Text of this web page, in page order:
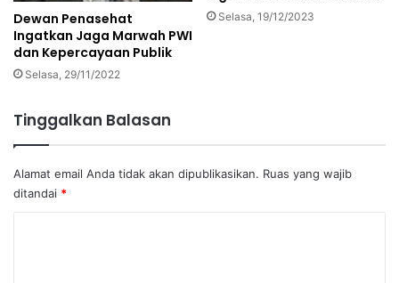
Dewan Penasehat
Ingatkan Jaga Marwah PWI
dan Kepercayaan Publik
Selasa, 29/11/2022
Selasa, 19/12/2023
Tinggalkan Balasan
Alamat email Anda tidak akan dipublikasikan. Ruas yang wajib
ditandai *